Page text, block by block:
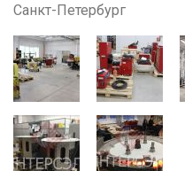
Санкт-Петербург